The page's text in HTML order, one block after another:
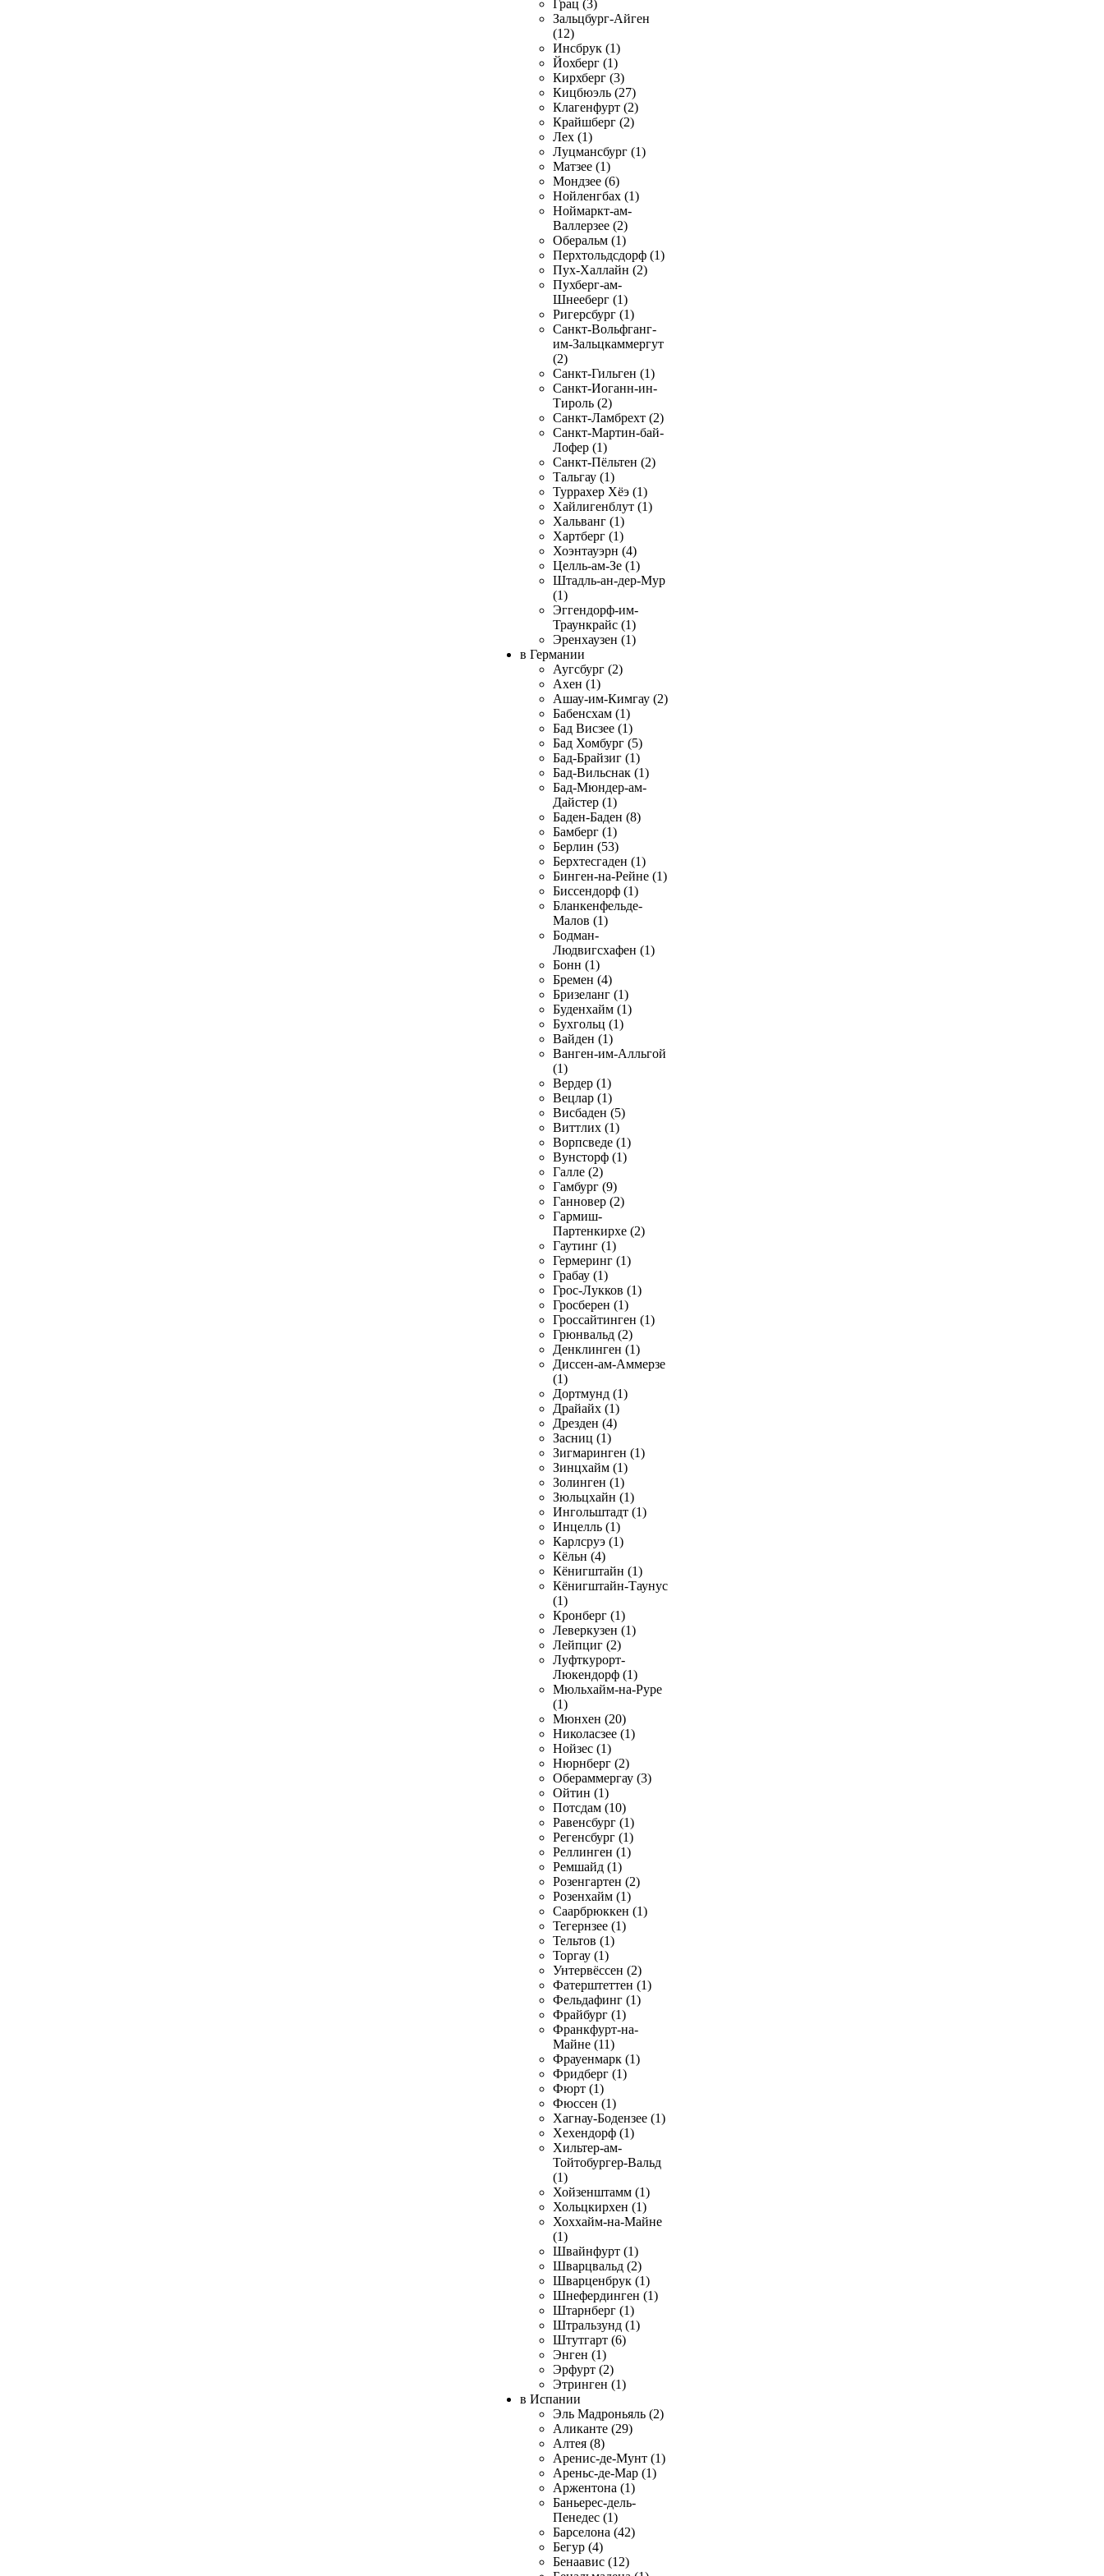
Грац (3)
Зальцбург-Айген
(12)
Инсбрук (1)
Йохберг (1)
Кирхберг (3)
Кицбюэль (27)
Клагенфурт (2)
Крайшберг (2)
Лех (1)
Луцмансбург (1)
Матзее (1)
Мондзее (6)
Нойленгбах (1)
Ноймаркт-ам-
Валлерзее (2)
Оберальм (1)
Перхтольдсдорф (1)
Пух-Халлайн (2)
Пухберг-ам-
Шнееберг (1)
Ригерсбург (1)
Санкт-Вольфганг-
им-Зальцкаммергут
(2)
Санкт-Гильген (1)
Санкт-Иоганн-ин-
Тироль (2)
Санкт-Ламбрехт (2)
Санкт-Мартин-бай-
Лофер (1)
Санкт-Пёльтен (2)
Тальгау (1)
Туррахер Хёэ (1)
Хайлигенблут (1)
Хальванг (1)
Хартберг (1)
Хоэнтауэрн (4)
Целль-ам-Зе (1)
Штадль-ан-дер-Мур
(1)
Эггендорф-им-
Траункрайс (1)
Эренхаузен (1)
в Германии
Аугсбург (2)
Ахен (1)
Ашау-им-Кимгау (2)
Бабенсхам (1)
Бад Висзее (1)
Бад Хомбург (5)
Бад-Брайзиг (1)
Бад-Вильснак (1)
Бад-Мюндер-ам-
Дайстер (1)
Баден-Баден (8)
Бамберг (1)
Берлин (53)
Берхтесгаден (1)
Бинген-на-Рейне (1)
Биссендорф (1)
Бланкенфельде-
Малов (1)
Бодман-
Людвигсхафен (1)
Бонн (1)
Бремен (4)
Бризеланг (1)
Буденхайм (1)
Бухгольц (1)
Вайден (1)
Ванген-им-Алльгой
(1)
Вердер (1)
Вецлар (1)
Висбаден (5)
Виттлих (1)
Ворпсведе (1)
Вунсторф (1)
Галле (2)
Гамбург (9)
Ганновер (2)
Гармиш-
Партенкирхе (2)
Гаутинг (1)
Гермеринг (1)
Грабау (1)
Грос-Лукков (1)
Гросберен (1)
Гроссайтинген (1)
Грюнвальд (2)
Денклинген (1)
Диссен-ам-Аммерзе
(1)
Дортмунд (1)
Драйайх (1)
Дрезден (4)
Засниц (1)
Зигмаринген (1)
Зинцхайм (1)
Золинген (1)
Зюльцхайн (1)
Ингольштадт (1)
Инцелль (1)
Карлсруэ (1)
Кёльн (4)
Кёнигштайн (1)
Кёнигштайн-Таунус
(1)
Кронберг (1)
Леверкузен (1)
Лейпциг (2)
Луфткурорт-
Люкендорф (1)
Мюльхайм-на-Руре
(1)
Мюнхен (20)
Николасзее (1)
Нойзес (1)
Нюрнберг (2)
Обераммергау (3)
Ойтин (1)
Потсдам (10)
Равенсбург (1)
Регенсбург (1)
Реллинген (1)
Ремшайд (1)
Розенгартен (2)
Розенхайм (1)
Саарбрюккен (1)
Тегернзее (1)
Тельтов (1)
Торгау (1)
Унтервёссен (2)
Фатерштеттен (1)
Фельдафинг (1)
Фрайбург (1)
Франкфурт-на-
Майне (11)
Фрауенмарк (1)
Фридберг (1)
Фюрт (1)
Фюссен (1)
Хагнау-Бодензее (1)
Хехендорф (1)
Хильтер-ам-
Тойтобургер-Вальд
(1)
Хойзенштамм (1)
Хольцкирхен (1)
Хоххайм-на-Майне
(1)
Швайнфурт (1)
Шварцвальд (2)
Шварценбрук (1)
Шнефердинген (1)
Штарнберг (1)
Штральзунд (1)
Штутгарт (6)
Энген (1)
Эрфурт (2)
Этринген (1)
в Испании
Эль Мадроньяль (2)
Аликанте (29)
Алтея (8)
Аренис-де-Мунт (1)
Ареньс-де-Мар (1)
Аржентона (1)
Баньерес-дель-
Пенедес (1)
Барселона (42)
Бегур (4)
Бенаавис (12)